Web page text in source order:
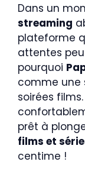
Dans un
streaming
plateforme
attentes
pourquoi
comme une
soirées
prêt à
films et
centime !